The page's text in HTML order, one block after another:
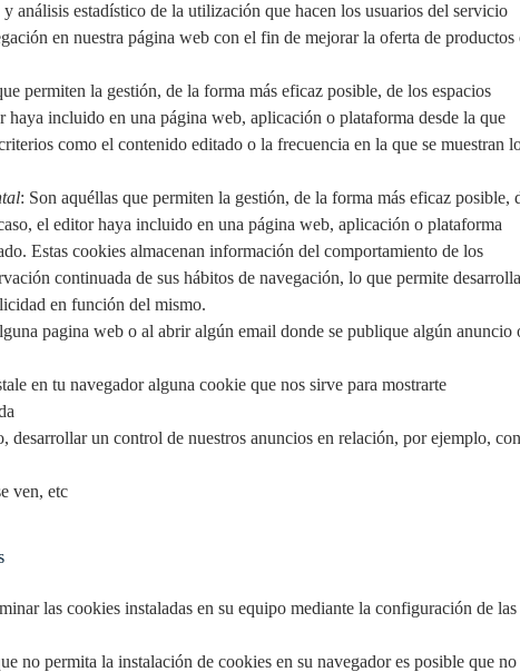
análisis estadístico de la utilización que hacen los usuarios del servicio
en nuestra página web con el fin de mejorar la oferta de productos
permiten la gestión, de la forma más eficaz posible, de los espacios
haya incluido en una página web, aplicación o plataforma desde la que
como el contenido editado o la frecuencia en la que se muestran
: Son aquéllas que permiten la gestión, de la forma más eficaz posible,
el editor haya incluido en una página web, aplicación o plataforma
Estas cookies almacenan información del comportamiento de los
continuada de sus hábitos de navegación, lo que permite
en función del mismo.
pagina web o al abrir algún email donde se publique algún anuncio
en tu navegador alguna cookie que nos sirve para mostrarte
desarrollar un control de nuestros anuncios en relación, por ejemplo,
ven, etc
las cookies instaladas en su equipo mediante la configuración de las
no permita la instalación de cookies en su navegador es posible que no